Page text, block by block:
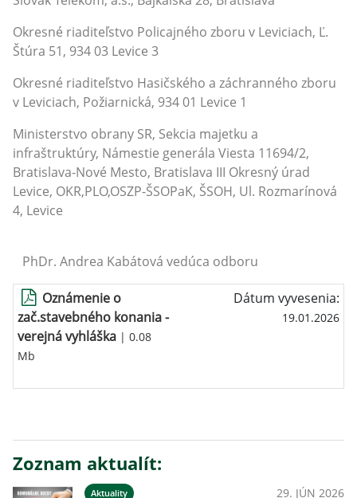
Okresné riaditeľstvo Policajného zboru v Leviciach, Ľ.
Štúra 51, 934 03 Levice 3
Okresné riaditeľstvo Hasičského a záchranného zboru
v Leviciach, Požiarnická, 934 01 Levice 1
Ministerstvo obrany SR, Sekcia majetku a
infraštruktúry, Námestie generála Viesta 11694/2,
Bratislava-Nové Mesto, Bratislava III Okresný úrad
Levice, OKR,PLO,OSZP-ŠSOPaK, ŠSOH, Ul. Rozmarínová
4, Levice
PhDr. Andrea Kabátová vedúca odboru
Oznámenie o
zač.stavebného konania -
verejná vyhláška | 0.08
Mb
Dátum vyvesenia:
19.01.2026
Zoznam aktualít:
Aktuality 29. JÚN 2026